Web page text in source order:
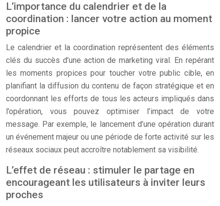
L’importance du calendrier et de la
coordination : lancer votre action au moment
propice
Le calendrier et la coordination représentent des éléments
clés du succès d’une action de marketing viral. En repérant
les moments propices pour toucher votre public cible, en
planifiant la diffusion du contenu de façon stratégique et en
coordonnant les efforts de tous les acteurs impliqués dans
l’opération, vous pouvez optimiser l’impact de votre
message. Par exemple, le lancement d’une opération durant
un événement majeur ou une période de forte activité sur les
réseaux sociaux peut accroître notablement sa visibilité.
L’effet de réseau : stimuler le partage en
encourageant les utilisateurs à inviter leurs
proches